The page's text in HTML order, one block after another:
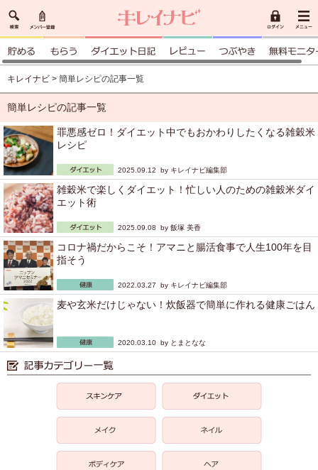
キレイナビ > 簡単レシピの記事一覧
簡単レシピの記事一覧
罪悪感ゼロ！ダイエット中でもおかわりしたくなる雑穀米
レシピ
2025.09.12 by キレイナビ編集部
雑穀米で楽しくダイエット！忙しい人のための雑穀米ダイ
エット術
2025.09.08 by 飯塚 美香
コロナ禍だからこそ！アマニと腸活食事で人生100年を目
指そう
2022.03.27 by キレイナビ編集部
麦や玄米だけじゃない！炊飯器で簡単に作れる健康ごはん
2020.03.10 by とまとなな